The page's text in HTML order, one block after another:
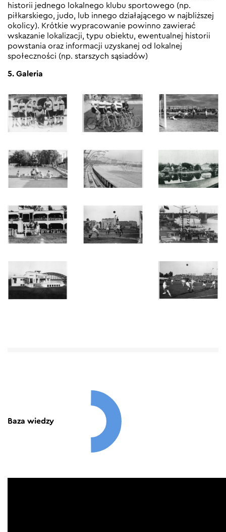
historii jednego lokalnego klubu sportowego (np.
piłkarskiego, judo, lub innego działającego w najbliższej
okolicy). Krótkie wypracowanie powinno zawierać
wskazanie lokalizacji, typu obiektu, ewentualnej historii
powstania oraz informacji uzyskanej od lokalnej
społeczności (np. starszych sąsiadów)
5. Galeria
Baza wiedzy